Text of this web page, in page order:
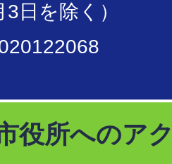
日を除く）
役所へのア